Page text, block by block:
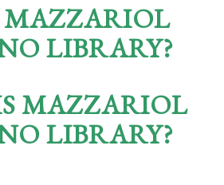
MAZZARIOL
LIBRARY?
MAZZARIOL
LIBRARY?